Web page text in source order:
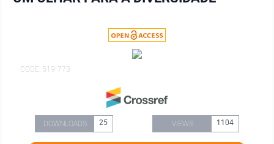
CODE: 519-773
DOWNLOADS 25 VIEWS 1104